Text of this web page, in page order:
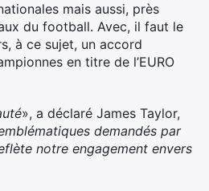
mais aussi, près
du football. Avec, il faut le
à ce sujet, un accord
en titre de l’EURO
», a déclaré James Taylor,
demandés par
notre engagement envers